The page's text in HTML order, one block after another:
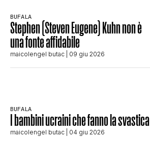
BUFALA
Stephen (Steven Eugene) Kuhn non è
una fonte affidabile
maicolengel butac | 09 giu 2026
BUFALA
I bambini ucraini che fanno la svastica
maicolengel butac | 04 giu 2026